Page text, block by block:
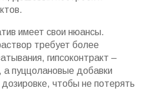
имеет свои нюансы.
требует более
гипсоконтракт –
а пуццолановые добавки
чтобы не потерять